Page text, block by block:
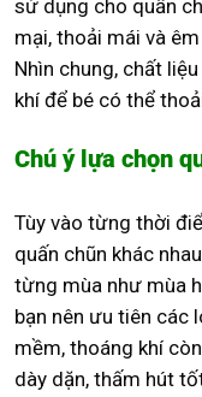
sử dụng cho quấn
mại, thoải mái và
Nhìn chung, chất
khí để bé có thể
Chú ý lựa chọn
Tùy vào từng thời
quấn chũn khác
từng mùa như mùa
bạn nên ưu tiên các
mềm, thoáng khí
dày dặn, thấm hút